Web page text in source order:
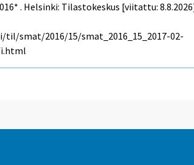
. Helsinki: Tilastokeskus [viitattu:
smat/2016/15/smat_2016_15_2017-02-